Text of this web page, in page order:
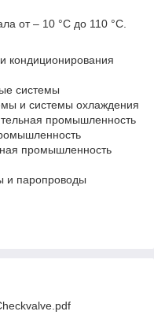
от – 10 °С до 110 °С.
кондиционирования
системы
и системы охлаждения
промышленность
промышленность
и паропроводы